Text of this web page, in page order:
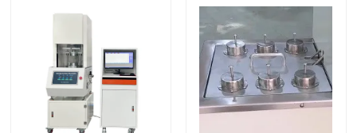
Machine d'essai universelle
machine d'essai environnemental
de caoutchouc de 0,3
mélange de
caoutchouc 0,3 à 2 kg